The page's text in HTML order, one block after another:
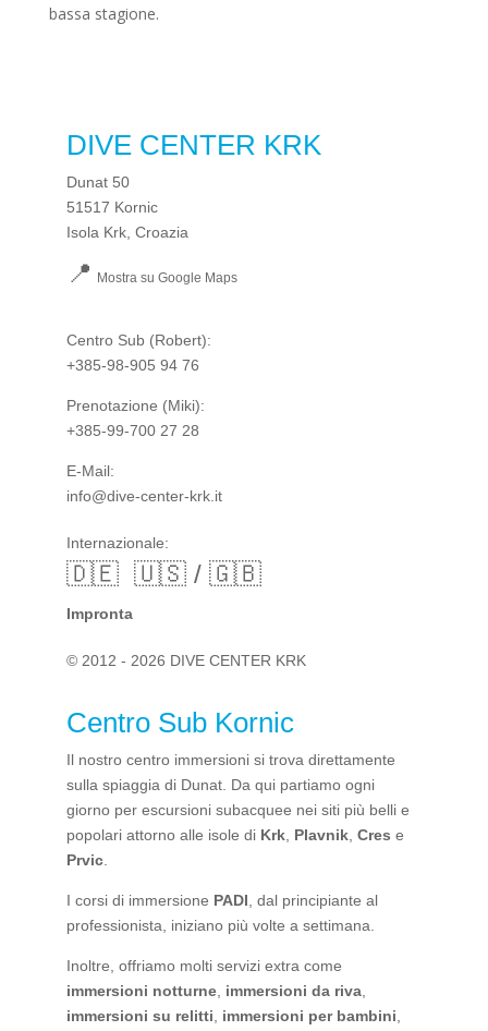
bassa stagione.
DIVE CENTER KRK
Dunat 50
51517 Kornic
Isola Krk, Croazia
📍 Mostra su Google Maps
Centro Sub(Robert):
+385-98-905 94 76
Prenotazione (Miki):
+385-99-700 27 28
E-Mail:
info@dive-center-krk.it
Internazionale:
🇩🇪 🇺🇸 / 🇬🇧
Impronta
© 2012 - 2026 DIVE CENTER KRK
Centro Sub Kornic
Il nostro centro immersioni si trova direttamente
sulla spiaggia di Dunat. Da qui partiamo ogni
giorno per escursioni subacquee nei siti più belli e
popolari attorno alle isole di Krk, Plavnik, Cres e
Prvic.
I corsi di immersione PADI , dal principiante al
professionista, iniziano più volte a settimana.
Inoltre, offriamo molti servizi extra come
immersioni notturne, immersioni da riva,
immersioni su relitti
immersioni per bambini